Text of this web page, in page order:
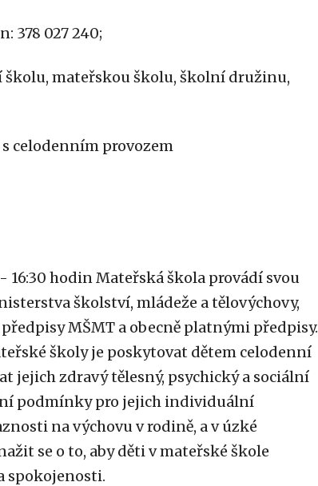
378 027 240;
školu, mateřskou školu, školní družinu,
celodenním provozem
16:30 hodin Mateřská škola provádí svou
školství, mládeže a tělovýchovy,
MŠMT a obecně platnými předpisy.
školy je poskytovat dětem celodenní
jejich zdravý tělesný, psychický a sociální
podmínky pro jejich individuální
na výchovu v rodině, a v úzké
se o to, aby děti v mateřské škole
spokojenosti.